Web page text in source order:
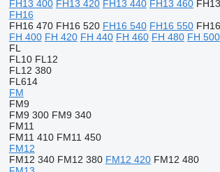
FH13 400 FH13 420 FH13 440 FH13 460
FH16
FH16 470 FH16 520 FH16 540 FH16 550
FH 400 FH 420 FH 440 FH 460 FH 480 FH 500
FL
FL10 FL12
FL12 380
FL614
FM
FM9
FM9 300 FM9 340
FM11
FM11 410 FM11 450
FM12
FM12 340 FM12 380 FM12 420 FM12 480